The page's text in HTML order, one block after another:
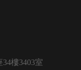
樓3403室